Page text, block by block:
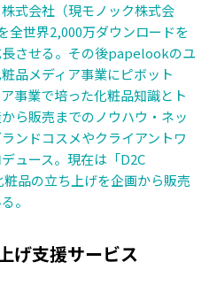
式会社（現モノック株式会
世界2,000万ダウンロードを
させる。その後papelookのユ
品メディア事業にピボット
事業で培った化粧品知識とト
ら販売までのノウハウ・ネッ
ンドコスメやクライアントワ
ュース。現在は「D2C
品の立ち上げを企画から販売
。
げ支援サービス